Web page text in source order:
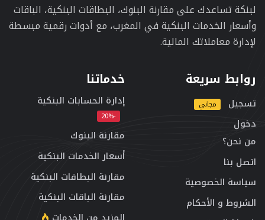
لبنكة تساعدك على مقارنة البنوك، البطاقات البنكية، الباقات
وأسعار الخدمات البنكية في المغرب، مع أدوات رقمية مبسطة
لإدارة معاملاتك المالية.
روابط سريعة
تسجيل مجاني
دخول
من نحن؟
اتصل بنا
سياسة الخصوصية
الشروط و الأحكام
خدماتنا
إدارة الحسابات البنكية
-20%
مقارنة البنوك
أسعار الخدمات البنكية
مقارنة البطاقات البنكية
مقارنة الباقات البنكية